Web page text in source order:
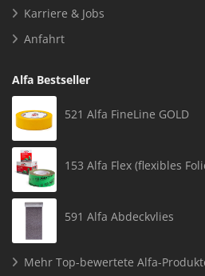
Karriere & Jobs
Anfahrt
Alfa Bestseller
521 Alfa FineLine GOLD
153 Alfa Flex (flexibles
591 Alfa Abdeckvlies
Mehr Top-bewertete Alfa-